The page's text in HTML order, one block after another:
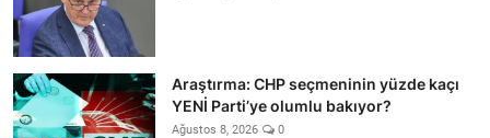
Araştırma: CHP seçmeninin yüzde kaçı
YENİ Parti’ye olumlu bakıyor?
Ağustos 8, 2026 0